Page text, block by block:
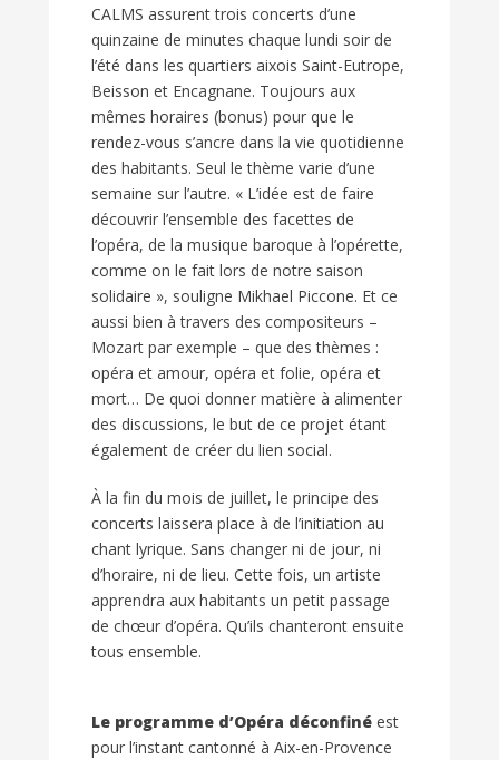
CALMS assurent trois concerts d’une
quinzaine de minutes chaque lundi soir de
l’été dans les quartiers aixois Saint-Eutrope,
Beisson et Encagnane. Toujours aux
mêmes horaires (bonus) pour que le
rendez-vous s’ancre dans la vie quotidienne
des habitants. Seul le thème varie d’une
semaine sur l’autre. « L’idée est de faire
découvrir l’ensemble des facettes de
l’opéra, de la musique baroque à l’opérette,
comme on le fait lors de notre saison
solidaire », souligne Mikhael Piccone. Et ce
aussi bien à travers des compositeurs –
Mozart par exemple – que des thèmes :
opéra et amour, opéra et folie, opéra et
mort… De quoi donner matière à alimenter
des discussions, le but de ce projet étant
également de créer du lien social.
À la fin du mois de juillet, le principe des
concerts laissera place à de l’initiation au
chant lyrique. Sans changer ni de jour, ni
d’horaire, ni de lieu. Cette fois, un artiste
apprendra aux habitants un petit passage
de chœur d’opéra. Qu’ils chanteront ensuite
tous ensemble.
Le programme d’Opéra déconfiné est
pour l’instant cantonné à Aix-en-Provence